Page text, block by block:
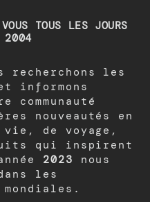
TOUS LES JOURS
2004
recherchons les
informons
communauté
nouveautés en
de voyage,
qui inspirent
2023 nous
les